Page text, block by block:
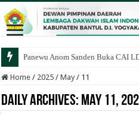
Panewu Anom Sanden Buka CAI
Home / 2025 / May / 11
Daily Archives: May 11,